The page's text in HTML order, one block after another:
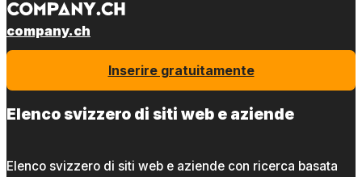
company.ch
Inserire gratuitamente
Elenco svizzero di siti web e aziende
Elenco svizzero di siti web e aziende con ricerca basata